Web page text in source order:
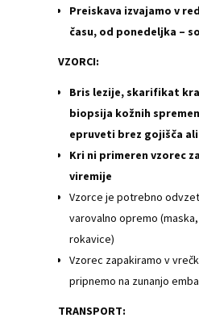
Preiskava izvajamo v
času, od ponedeljka –
VZORCI:
Bris lezije, skarifikat
biopsija kožnih
epruveti brez gojišča
Kri ni primeren vzorec
viremije
Vzorce je potrebno
varovalno opremo
rokavice)
Vzorec zapakiramo v
pripnemo na zunanjo
TRANSPORT: